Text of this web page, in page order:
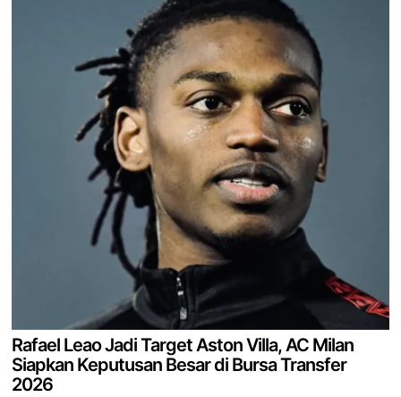
Rafael Leao Jadi Target Aston Villa, AC Milan
Siapkan Keputusan Besar di Bursa Transfer
2026